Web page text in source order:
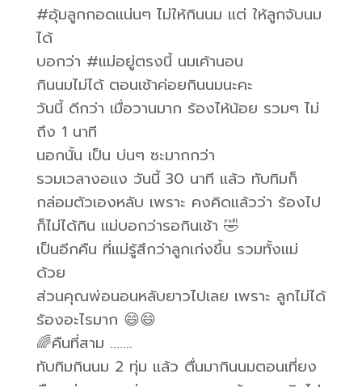
#อุ้มลูกกอดแน่นๆ ไม่ให้กินนม แต่ ให้ลูกจับนม
ได้
บอกว่า #แม่อยู่ตรงนี้ นมเค้านอน
กินนมไม่ได้ ตอนเช้าค่อยกินนมนะคะ
วันนี้ ดีกว่า เมื่อวานมาก ร้องไห้น้อย รวมๆ ไม่
ถึง 1 นาที
นอกนั้น เป็น บ่นๆ ซะมากกว่า
รวมเวลางอแง วันนี้ 30 นาที แล้ว ทับทิมก็
กล่อมตัวเองหลับ เพราะ คงคิดแล้วว่า ร้องไป
ก็ไม่ได้กิน แม่บอกว่ารอกินเช้า 🤣
เป็นอีกคืน ที่แม่รู้สึกว่าลูกเก่งขึ้น รวมทั้งแม่
ด้วย
ส่วนคุณพ่อนอนหลับยาวไปเลย เพราะ ลูกไม่ได้
ร้องอะไรมาก 😄😄
🌈คืนที่สาม …….
ทับทิมกินนม 2 ทุ่ม แล้ว ตื่นมากินนมตอนเที่ยง